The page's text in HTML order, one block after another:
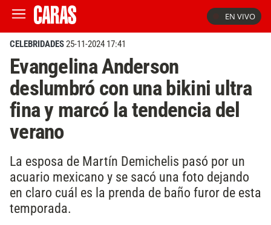
EN VIVO
CELEBRIDADES25-11-2024 17:41
Evangelina Anderson
deslumbró con una bikini ultra
fina y marcó la tendencia del
verano
La esposa de Martín Demichelis pasó por un
acuario mexicano y se sacó una foto dejando
en claro cuál es la prenda de baño furor de esta
temporada.